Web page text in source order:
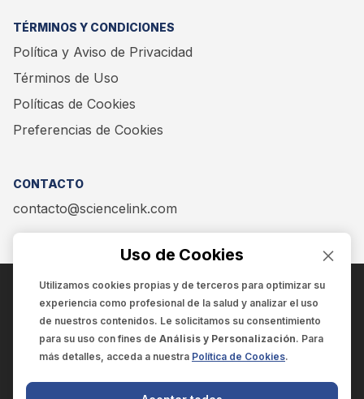
TÉRMINOS Y CONDICIONES
Política y Aviso de Privacidad
Términos de Uso
Políticas de Cookies
Preferencias de Cookies
CONTACTO
contacto@sciencelink.com
ENCUÉNTRANOS EN:
Uso de Cookies
Utilizamos cookies propias y de terceros para optimizar su
experiencia como profesional de la salud y analizar el uso
de nuestros contenidos. Le solicitamos su consentimiento
para su uso con fines de Análisis y Personalización. Para
más detalles, acceda a nuestra Política de Cookies.